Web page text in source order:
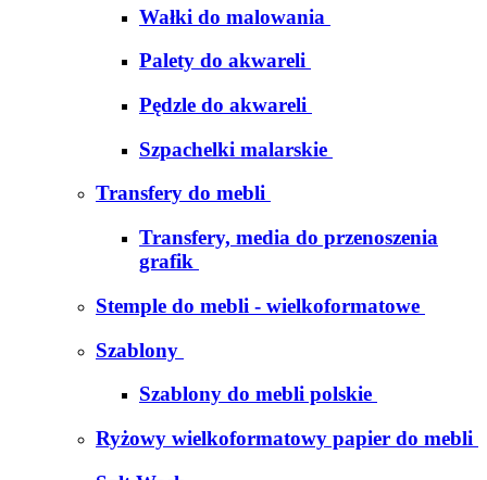
Wałki do malowania
Palety do akwareli
Pędzle do akwareli
Szpachelki malarskie
Transfery do mebli
Transfery, media do przenoszenia
grafik
Stemple do mebli - wielkoformatowe
Szablony
Szablony do mebli polskie
Ryżowy wielkoformatowy papier do mebli